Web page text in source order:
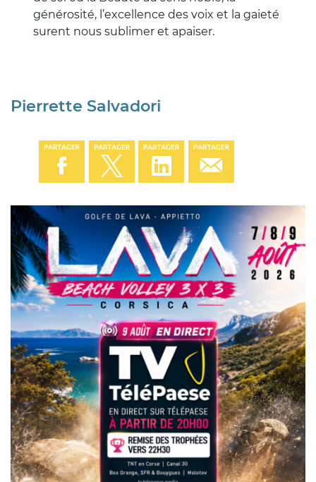
générosité, l’excellence des voix et la gaieté
surent nous sublimer et apaiser.
Pierrette Salvadori